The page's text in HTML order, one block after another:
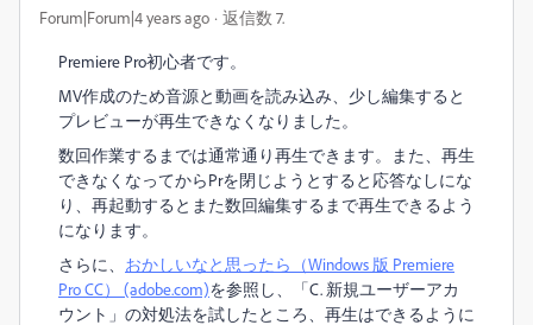
Forum|Forum|4 years ago 返信数 7.
Premiere Pro初心者です。
MV作成のため音源と動画を読み込み、少し編集すると
プレビューが再生できなくなりました。
数回作業するまでは通常通り再生できます。また、再生
できなくなってからPrを閉じようとすると応答なしにな
り、再起動するとまた数回編集するまで再生できるよう
になります。
さらに、 おかしいなと思ったら（Windows 版 Premiere
Pro CC） (adobe.com)を参照し、「C. 新規ユーザーアカ
ウント」の対処法を試したところ、再生はできるように